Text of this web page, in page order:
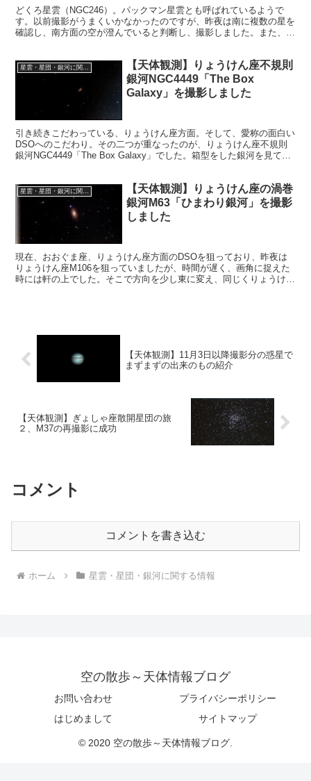
どくろ星雲（NGC246）。パックマン星雲とも呼ばれているようで
す。以前撮影がうまくいかなかったのですが、昨夜は南に複数の星を
確認し、南方面の空が澄んでいると判断し、撮影しました。また、オ
【天体観測】りょうけん座不規則
銀河NGC4449「The Box
Galaxy」を撮影しました
引き続きこだわっている、りょうけん座方面。そして、愛称の面白い
DSOへのこだわり。その二つが重なったのが、りょうけん座不規則
銀河NGC4449「The Box Galaxy」でした。箱型をした銀河を見てみ
【天体観測】りょうけん座の渦巻
銀河M63「ひまわり銀河」を撮影
しました
現在、おおぐま座、りょうけん座方面のDSOを狙っており、昨夜は
りょうけん座M106を狙っていましたが、時間が遅く、画角に捉えた
時には軒の上でした。そこで方向を少し東に変え、同じくりょうけん
【天体観測】11月3日以降撮影分の惑星で
まずまずの出来のもの紹介
【天体観測】ぎょしゃ座散開星団の旅
２、M37の再撮影に成功
コメント
コメントを書き込む
ホーム 星雲・星団・銀河に関する情報
空の散歩～天体情報ブログ
お問い合わせ
プライバシーポリシー
はじめまして
サイトマップ
© 2020 空の散歩～天体情報ブログ.